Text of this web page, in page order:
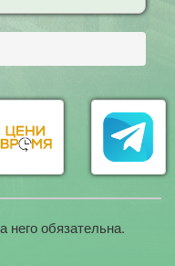
него обязательна.